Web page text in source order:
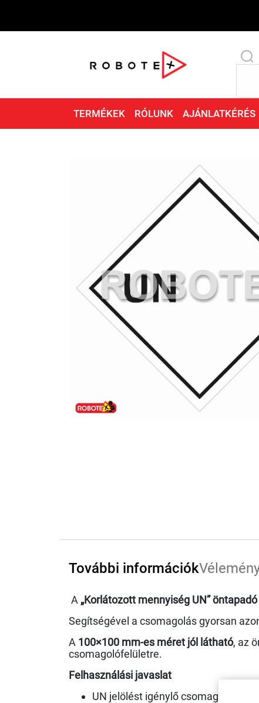
TERMÉKEK RÓLUNK AJÁNLATKÉRÉS
További információk
A „Korlátozott mennyiség UN”
Segítségével a csomagolás gyorsan
A 100×100 mm-es méret jól látható, az
csomagolófelületre.
Felhasználási javaslat
UN jelölést igénylő csomagok